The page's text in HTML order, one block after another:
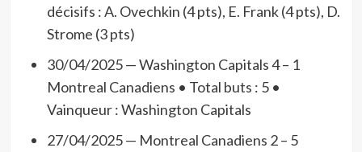
décisifs : A. Ovechkin (4 pts), E. Frank (4 pts), D.
Strome (3 pts)
30/04/2025 — Washington Capitals 4 – 1
Montreal Canadiens • Total buts : 5 •
Vainqueur : Washington Capitals
27/04/2025 — Montreal Canadiens 2 – 5